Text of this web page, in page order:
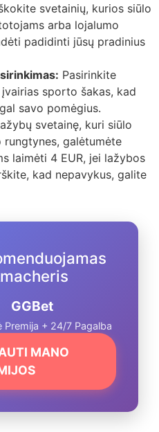
svetainių, kurios siūlo
arba lojalumo
padidinti jūsų pradinius
Pasirinkite
sporto šakas, kad
savo pomėgius.
svetainę, kuri siūlo
galėtumėte
laimėti 4 EUR, jei lažybos
kad nepavykus, galite
GGBet
Premija + 24/7 Pagalba
MANO